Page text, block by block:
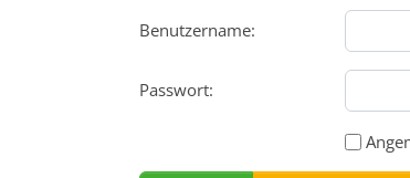
Benutzername:
Passwort: